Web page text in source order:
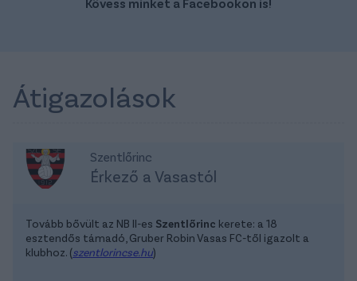
Átigazolások
Szentlőrinc
Érkező a Vasastól
Tovább bővült az NB II-es Szentlőrinc kerete: a 18
esztendős támadó, Gruber Robin Vasas FC-től igazolt a
klubhoz. (szentlorincse.hu)